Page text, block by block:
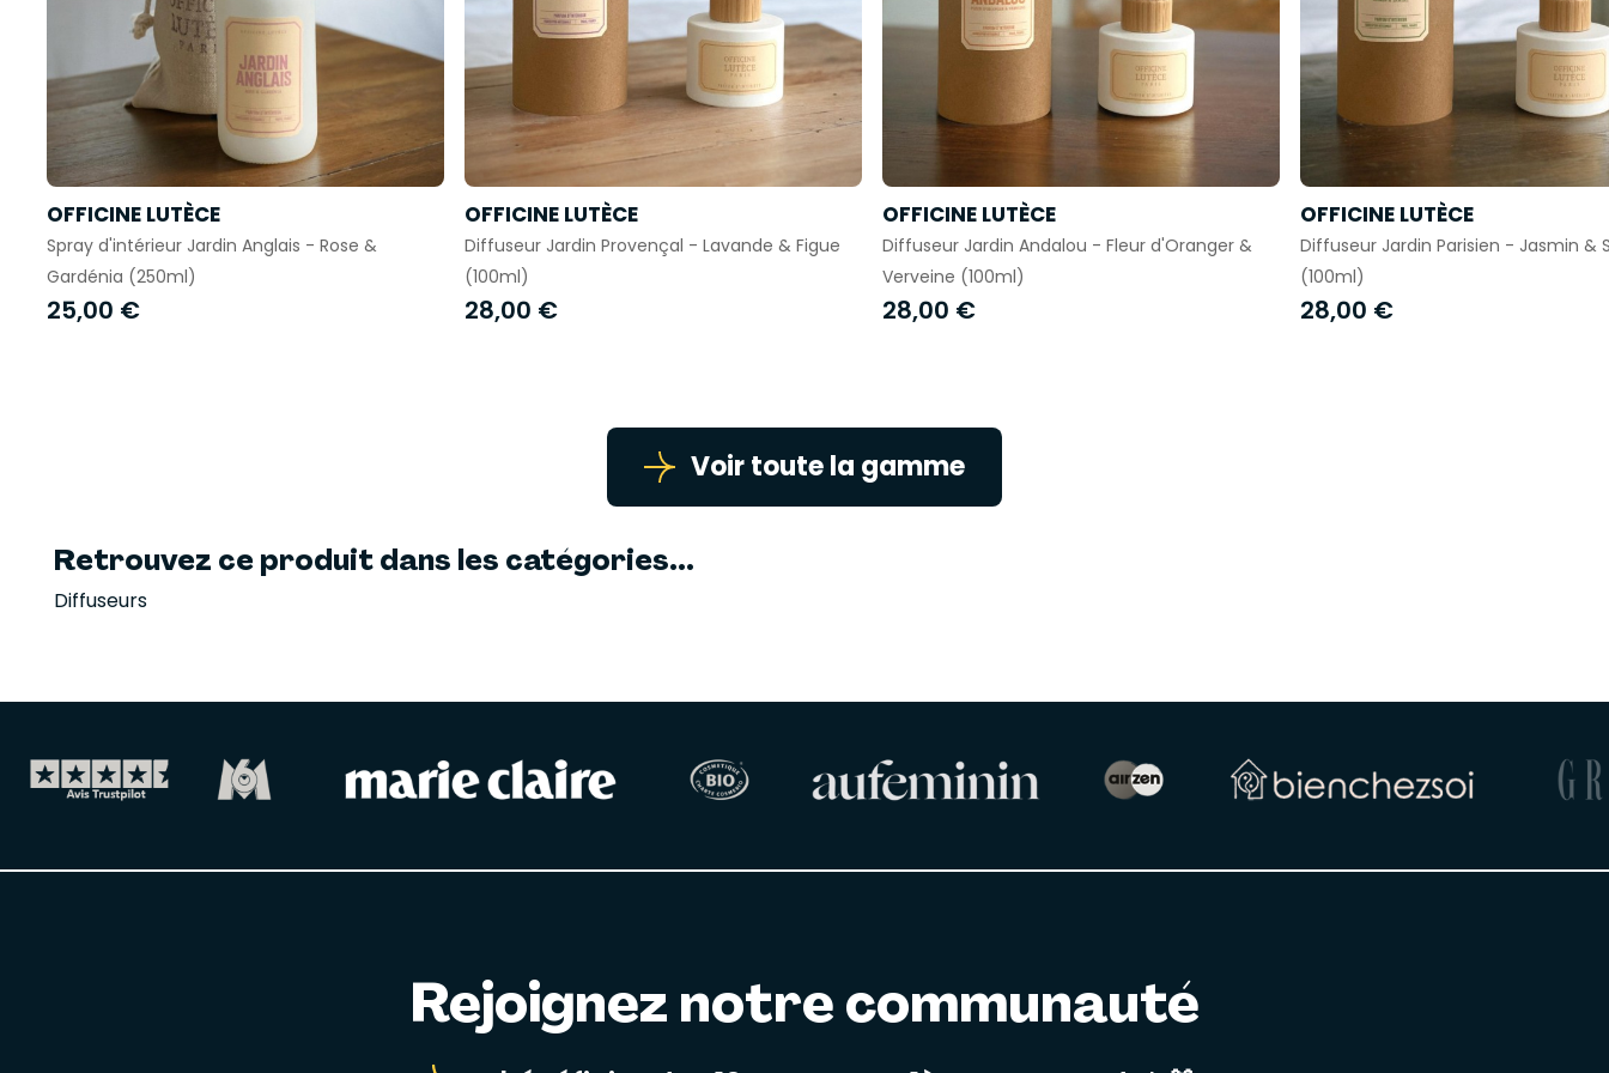
OFFICINE LUTÈCE
Spray d'intérieur Jardin Anglais - Rose &
Gardénia (250ml)
25,00 €
OFFICINE LUTÈCE
Diffuseur Jardin Provençal - Lavande & Figue
(100ml)
28,00 €
OFFICINE LUTÈCE
Diffuseur Jardin Andalou - Fleur d'Oranger &
Verveine (100ml)
28,00 €
OFFICINE LUTÈCE
Diffuseur Jardin Parisien - Jasmin &
(100ml)
28,00 €
Voir toute la gamme
Retrouvez ce produit dans les catégories...
Diffuseurs
Rejoignez notre communauté